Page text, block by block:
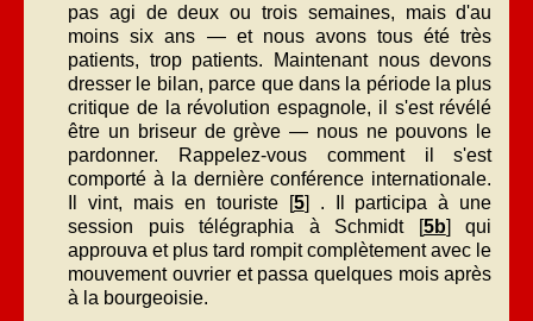
pas agi de deux ou trois semaines, mais d'au
moins six ans — et nous avons tous été très
patients, trop patients. Maintenant nous devons
dresser le bilan, parce que dans la période la plus
critique de la révolution espagnole, il s'est révélé
être un briseur de grève — nous ne pouvons le
pardonner. Rappelez-vous comment il s'est
comporté à la dernière conférence internationale.
Il vint, mais en touriste [5] . Il participa à une
session puis télégraphia à Schmidt [5b] qui
approuva et plus tard rompit complètement avec le
mouvement ouvrier et passa quelques mois après
à la bourgeoisie.